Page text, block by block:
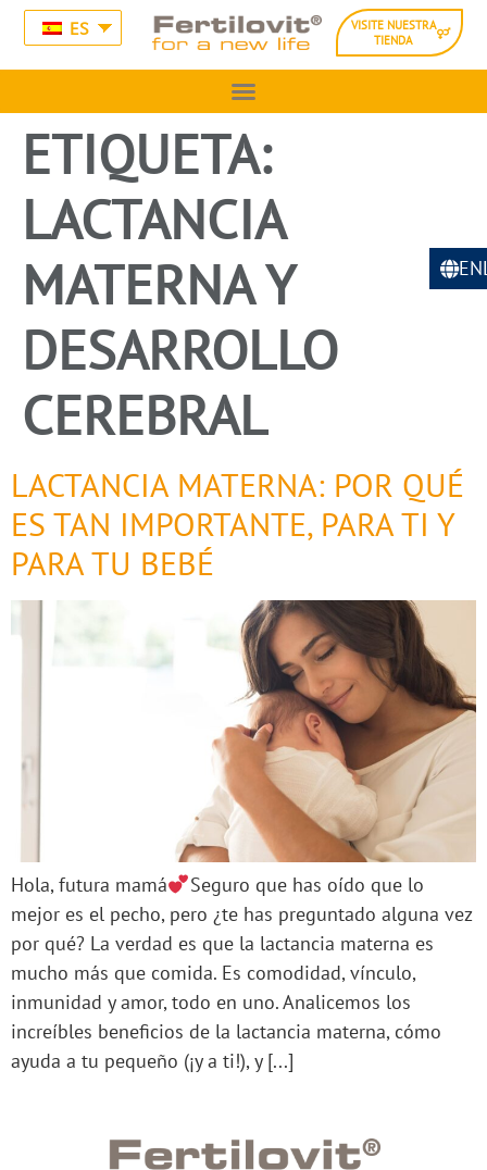
ES
VISITE NUESTRA
TIENDA
ETIQUETA:
LACTANCIA
MATERNA Y
DESARROLLO
CEREBRAL
LACTANCIA MATERNA: POR QUÉ
ES TAN IMPORTANTE, PARA TI Y
PARA TU BEBÉ
Hola, futura mamá
Seguro que has oído que lo
mejor es el pecho, pero ¿te has preguntado alguna vez
por qué? La verdad es que la lactancia materna es
mucho más que comida. Es comodidad, vínculo,
inmunidad y amor, todo en uno. Analicemos los
increíbles beneficios de la lactancia materna, cómo
ayuda a tu pequeño (¡y a ti!), y [...]